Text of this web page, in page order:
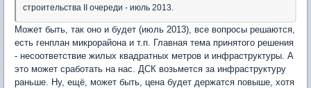
строительства II очереди - июль 2013.
Может быть, так оно и будет (июль 2013), все вопросы решаются,
есть генплан микрорайона и т.п. Главная тема принятого решения
- несоответствие жилых квадратных метров и инфраструктуры. А
это может сработать на нас. ДСК возьмется за инфраструктуру
раньше. Ну, ещё, может быть, цена будет держатся повыше, хотя